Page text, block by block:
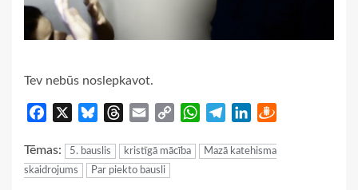
Tev nebūs noslepkavot.
Facebook BlueskyThreads
Email
Copy
WhatsApp
TelegramLinkedIn
Tēmas: 5. bauslis kristīgā mācība
Mazā katehisma
skaidrojums
Par piekto bausli